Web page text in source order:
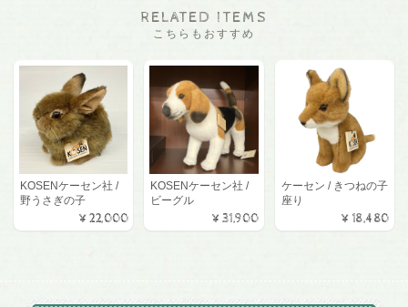
RELATED ITEMS
こちらもおすすめ
KOSENケーセン社 /
野うさぎの子
¥22,000
KOSENケーセン社 /
ビーグル
¥31,900
ケーセン / きつねの子
座り
¥18,480